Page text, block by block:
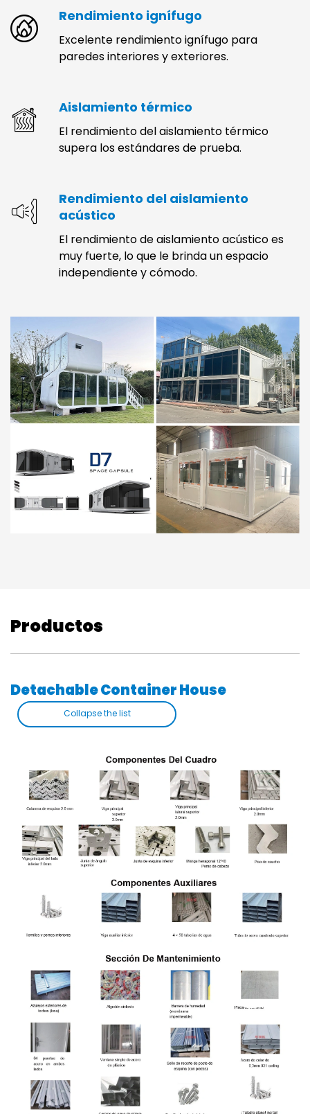
Rendimiento ignífugo
Excelente rendimiento ignífugo para
paredes interiores y exteriores.
Aislamiento térmico
El rendimiento del aislamiento térmico
supera los estándares de prueba.
Rendimiento del aislamiento
acústico
El rendimiento de aislamiento acústico es
muy fuerte, lo que le brinda un espacio
independiente y cómodo.
Productos
Detachable Container House